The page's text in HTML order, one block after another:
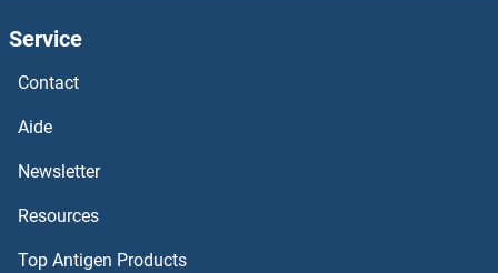
RYK Kits ELISA
RYBP Kits ELISA
Ryanodine Receptor 1 (Skeletal) Kits ELISA
Service
Contact
Aide
Newsletter
Resources
Top Antigen Products